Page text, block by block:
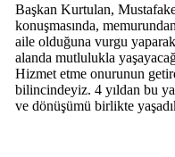
Başkan Kurtulan,
konuşmasında,
aile olduğuna vurgu
alanda mutlulukla
Hizmet etme onurunun
bilincindeyiz. 4 yıldan bu
ve dönüşümü birlikte